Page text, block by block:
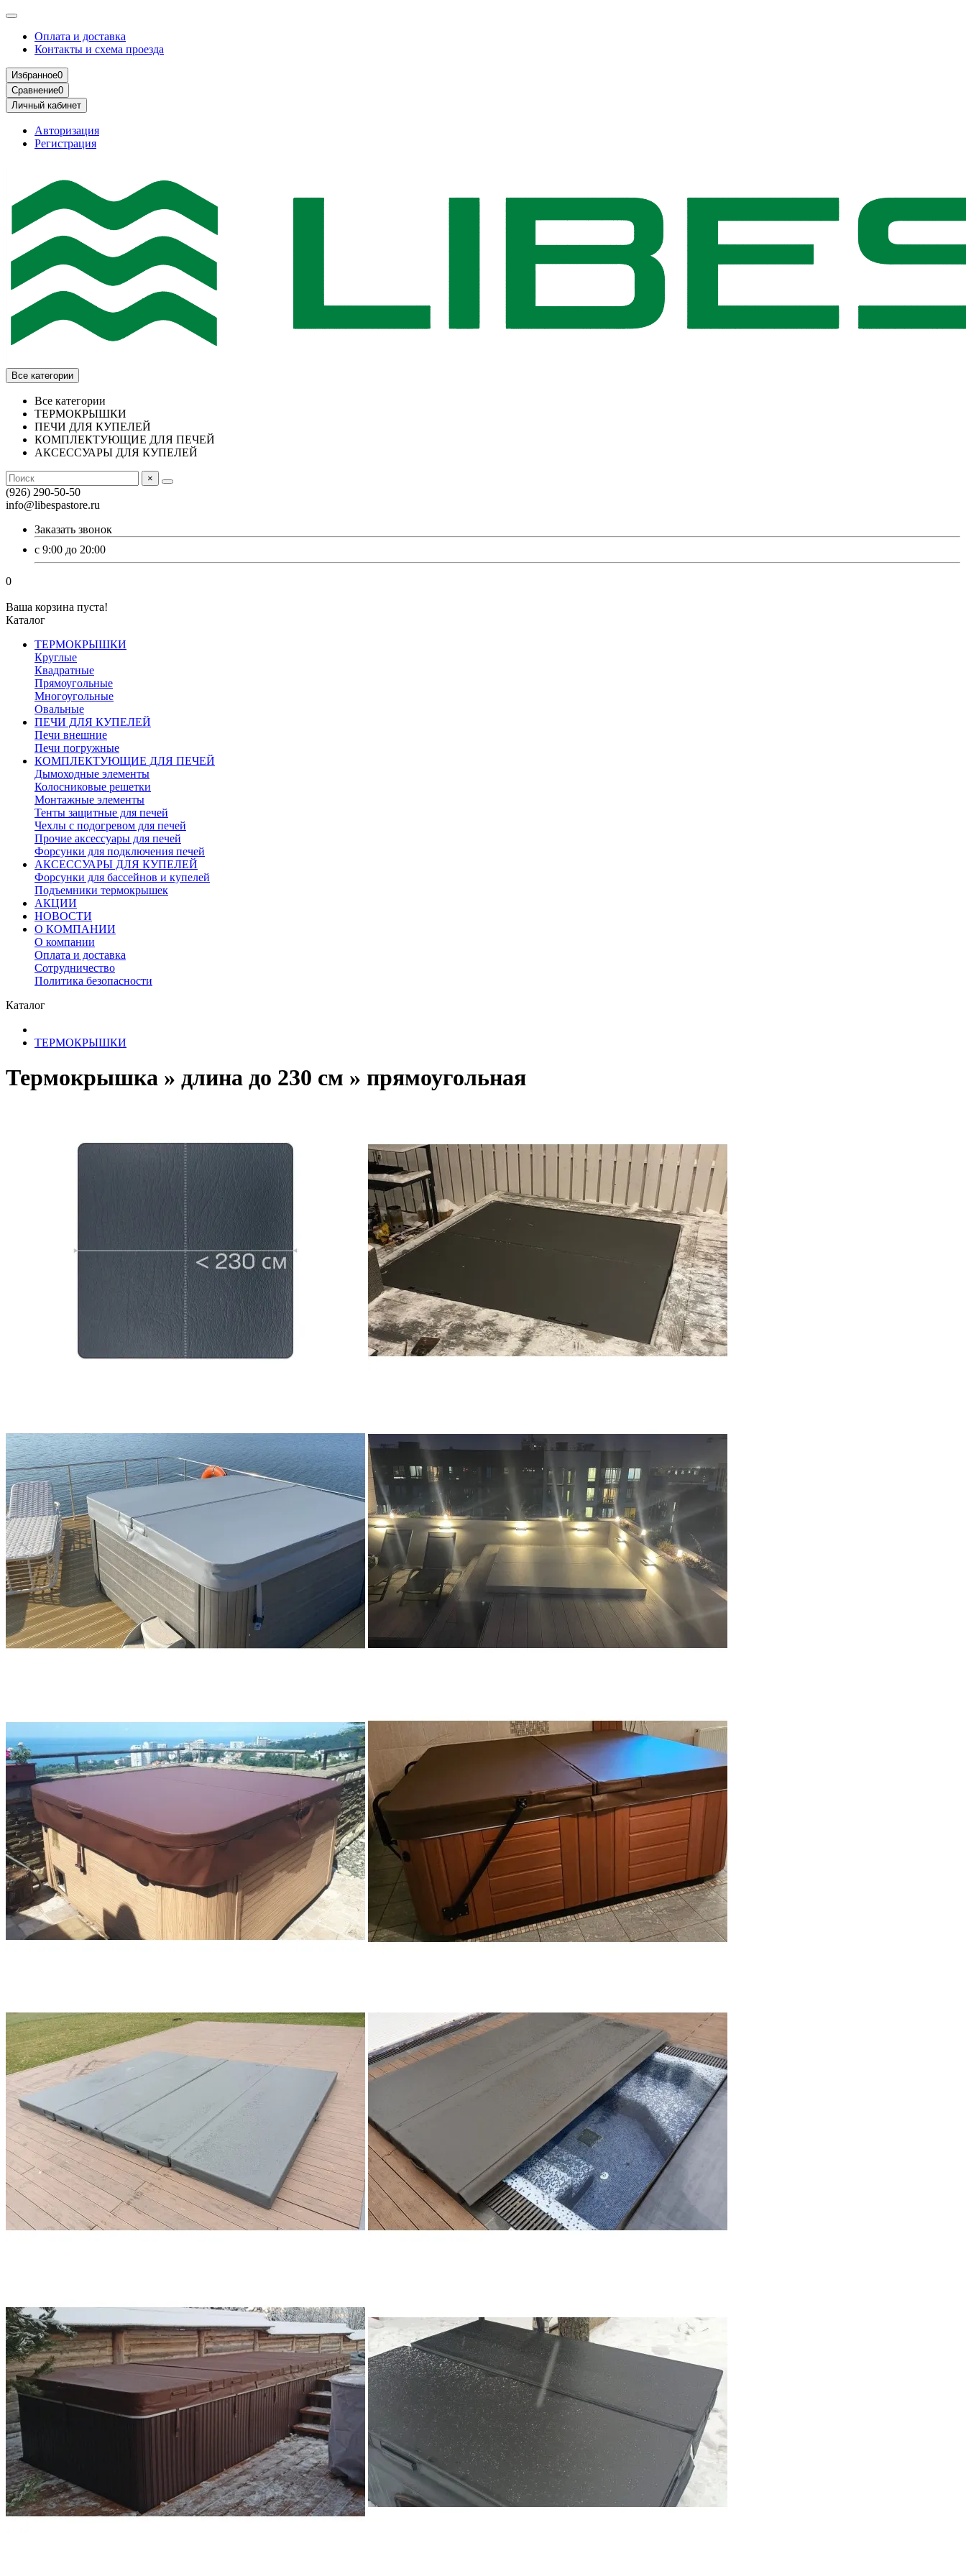
Оплата и доставка
Контакты и схема проезда
Избранное0
Сравнение0
Личный кабинет
Авторизация
Регистрация
Все категории
Все категории
ТЕРМОКРЫШКИ
ПЕЧИ ДЛЯ КУПЕЛЕЙ
КОМПЛЕКТУЮЩИЕ ДЛЯ ПЕЧЕЙ
АКСЕССУАРЫ ДЛЯ КУПЕЛЕЙ
×
(926) 290-50-50
info@libespastore.ru
Заказать звонок
с 9:00 до 20:00
0
Ваша корзина пуста!
Каталог
ТЕРМОКРЫШКИ
Круглые
Квадратные
Прямоугольные
Многоугольные
Овальные
ПЕЧИ ДЛЯ КУПЕЛЕЙ
Печи внешние
Печи погружные
КОМПЛЕКТУЮЩИЕ ДЛЯ ПЕЧЕЙ
Дымоходные элементы
Колосниковые решетки
Монтажные элементы
Тенты защитные для печей
Чехлы с подогревом для печей
Прочие аксессуары для печей
Форсунки для подключения печей
АКСЕССУАРЫ ДЛЯ КУПЕЛЕЙ
Форсунки для бассейнов и купелей
Подъемники термокрышек
АКЦИИ
НОВОСТИ
О КОМПАНИИ
О компании
Оплата и доставка
Сотрудничество
​Политика безопасности
Каталог
ТЕРМОКРЫШКИ
Термокрышка » длина до 230 см » прямоугольная